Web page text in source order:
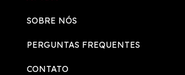
SOBRE NÓS
PERGUNTAS FREQUENTES
CONTATO